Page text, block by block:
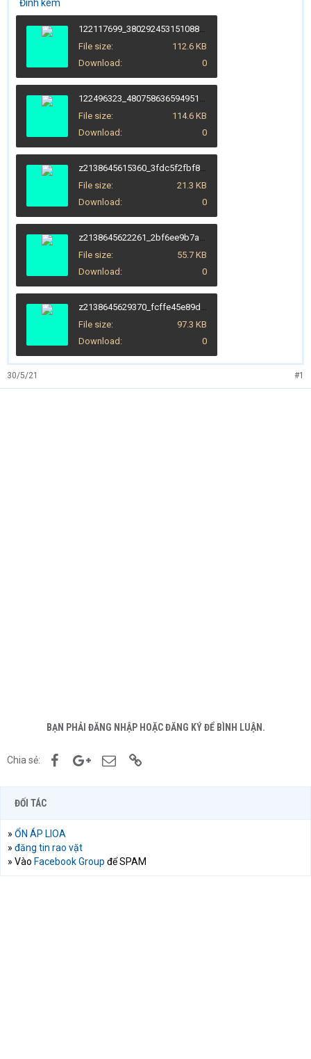
Đính kèm
122117699_380292453151088_26306835349830735_n.jpg
File size
112.6 KB
Download
0
122496323_4807586365949519_6413537391635623659_n.jpg
File size
114.6 KB
Download
0
z2138645615360_3fdc5f2fbf8e5aee7ecdd5c1c21c28b5.jpg
File size
21.3 KB
Download
0
z2138645622261_2bf6ee9b7a4ca7b5f1be62b3808cfec0.jpg
File size
55.7 KB
Download
0
z2138645629370_fcffe45e89d3ffa4fe6d782080ef319a.jpg
File size
97.3 KB
Download
0
30/5/21 #1
BẠN PHẢI ĐĂNG NHẬP HOẶC ĐĂNG KÝ ĐỂ BÌNH LUẬN.
Chia sẻ: FacebookGoogle+Email
ĐỐI TÁC
» ỔN ÁP LIOA
» đăng tin rao vặt
» Vào Facebook Group để SPAM